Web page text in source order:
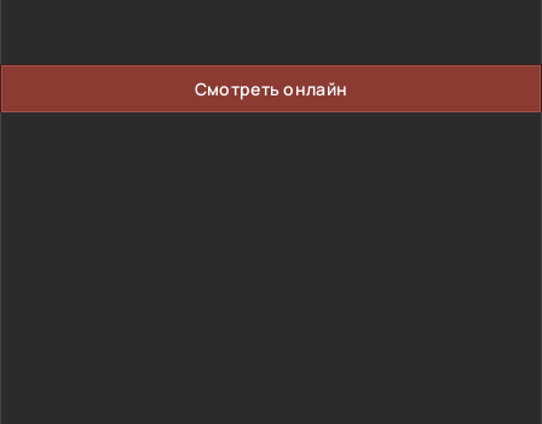
Смотреть онлайн